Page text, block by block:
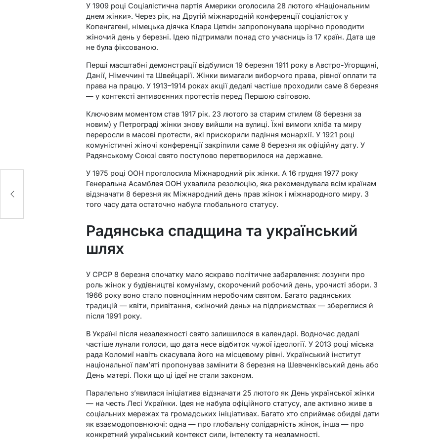
У 1909 році Соціалістична партія Америки оголосила 28 лютого «Національним
днем жінки». Через рік, на Другій міжнародній конференції соціалісток у
Копенгагені, німецька діячка Клара Цеткін запропонувала щорічно проводити
жіночий день у березні. Ідею підтримали понад сто учасниць із 17 країн. Дата ще
не була фіксованою.
Перші масштабні демонстрації відбулися 19 березня 1911 року в Австро-Угорщині,
Данії, Німеччині та Швейцарії. Жінки вимагали виборчого права, рівної оплати та
права на працю. У 1913–1914 роках акції дедалі частіше проходили саме 8 березня
— у контексті антивоєнних протестів перед Першою світовою.
Ключовим моментом став 1917 рік. 23 лютого за старим стилем (8 березня за
новим) у Петрограді жінки знову вийшли на вулиці. Їхні вимоги хліба та миру
переросли в масові протести, які прискорили падіння монархії. У 1921 році
комуністичні жіночі конференції закріпили саме 8 березня як офіційну дату. У
Радянському Союзі свято поступово перетворилося на державне.
У 1975 році ООН проголосила Міжнародний рік жінки. А 16 грудня 1977 року
Генеральна Асамблея ООН ухвалила резолюцію, яка рекомендувала всім країнам
відзначати 8 березня як Міжнародний день прав жінок і міжнародного миру. З
того часу дата остаточно набула глобального статусу.
Радянська спадщина та український
шлях
У СРСР 8 березня спочатку мало яскраво політичне забарвлення: лозунги про
роль жінок у будівництві комунізму, скорочений робочий день, урочисті збори. З
1966 року воно стало повноцінним неробочим святом. Багато радянських
традицій — квіти, привітання, «жіночий день» на підприємствах — збереглися й
після 1991 року.
В Україні після незалежності свято залишилося в календарі. Водночас дедалі
частіше лунали голоси, що дата несе відбиток чужої ідеології. У 2013 році міська
рада Коломиї навіть скасувала його на місцевому рівні. Український інститут
національної пам’яті пропонував замінити 8 березня на Шевченківський день або
День матері. Поки що ці ідеї не стали законом.
Паралельно з’явилася ініціатива відзначати 25 лютого як День української жінки
— на честь Лесі Українки. Ідея не набула офіційного статусу, але активно живе в
соціальних мережах та громадських ініціативах. Багато хто сприймає обидві дати
як взаємодоповнюючі: одна — про глобальну солідарність жінок, інша — про
конкретний український контекст сили, інтелекту та незламності.